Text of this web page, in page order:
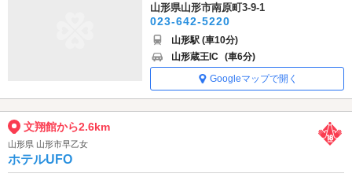
山形県山形市南原町3-9-1
023-642-5220
山形駅 (車10分)
山形蔵王IC (車6分)
Googleマップで開く
文翔館から2.6km
山形県 山形市早乙女
ホテルUFO